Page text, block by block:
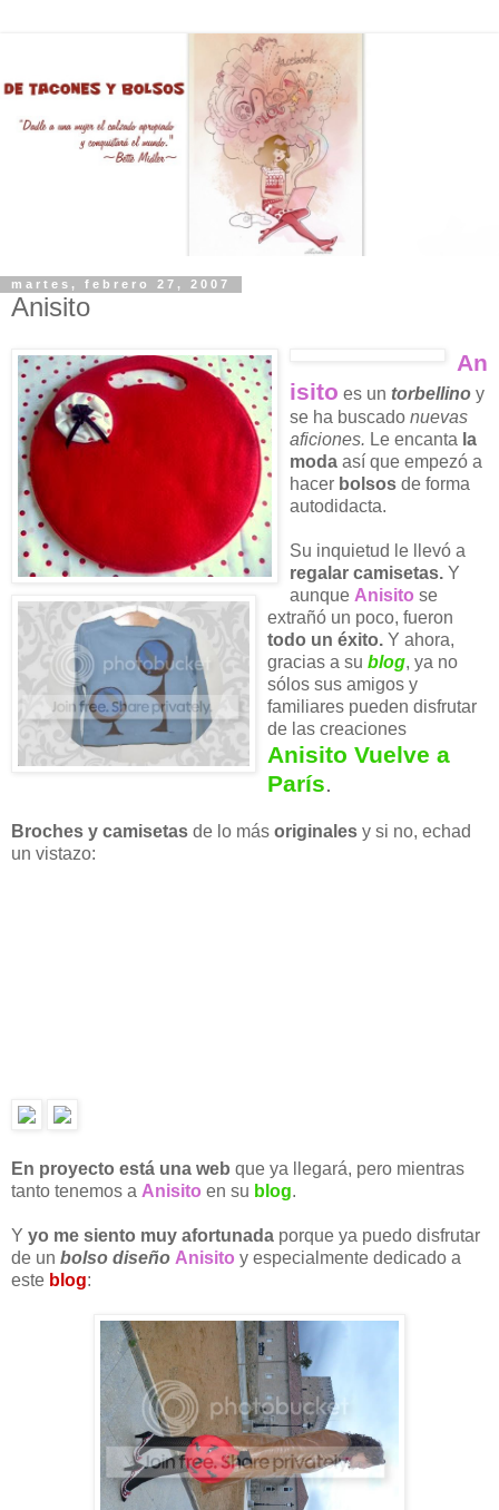
martes, febrero 27, 2007
Anisito
An
isito es un torbellino y
se ha buscado nuevas
aficiones. Le encanta la
moda así que empezó a
hacer bolsos de forma
autodidacta.
Su inquietud le llevó a
regalar camisetas. Y
aunque Anisito se
extrañó un poco, fueron
todo un éxito. Y ahora,
gracias a su blog, ya no
sólos sus amigos y
familiares pueden disfrutar
de las creaciones
Anisito Vuelve a
París.
Broches y camisetas de lo más originales y si no, echad
un vistazo:
En proyecto está una web que ya llegará, pero mientras
tanto tenemos a Anisito en su blog.
Y yo me siento muy afortunada porque ya puedo disfrutar
de un bolso diseño Anisito y especialmente dedicado a
este blog: